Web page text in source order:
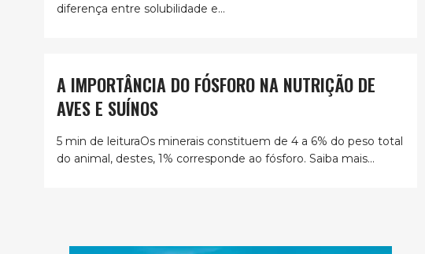
diferença entre solubilidade e...
A IMPORTÂNCIA DO FÓSFORO NA NUTRIÇÃO DE
AVES E SUÍNOS
5 min de leituraOs minerais constituem de 4 a 6% do peso total
do animal, destes, 1% corresponde ao fósforo. Saiba mais...